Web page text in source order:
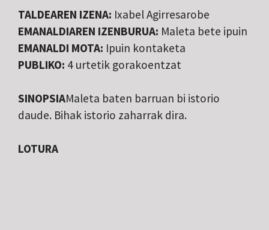
TALDEAREN IZENA: Ixabel Agirresarobe
EMANALDIAREN IZENBURUA: Maleta bete ipuin
EMANALDI MOTA: Ipuin kontaketa
PUBLIKO: 4 urtetik gorakoentzat
SINOPSIAMaleta baten barruan bi istorio
daude. Bihak istorio zaharrak dira.
LOTURA